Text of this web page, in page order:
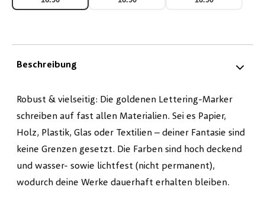
Beschreibung
Robust & vielseitig: Die goldenen Lettering-Marker
schreiben auf fast allen Materialien. Sei es Papier,
Holz, Plastik, Glas oder Textilien – deiner Fantasie sind
keine Grenzen gesetzt. Die Farben sind hoch deckend
und wasser- sowie lichtfest (nicht permanent),
wodurch deine Werke dauerhaft erhalten bleiben.